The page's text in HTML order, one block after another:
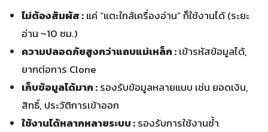
ไม่ต้องสัมผัส :แค่ “แตะใกล้เครื่องอ่าน” ก็ใช้งานได้ (ระยะ
อ่าน ~10 ซม.)
ความปลอดภัยสูงกว่าแถบแม่เหล็ก :เข้ารหัสข้อมูลได้,
ยากต่อการ Clone
เก็บข้อมูลได้มาก :รองรับข้อมูลหลายแบบ เช่น ยอดเงิน,
สิทธิ์, ประวัติการเข้าออก
ใช้งานได้หลากหลายระบบ :รองรับการใช้งานซ้ำ